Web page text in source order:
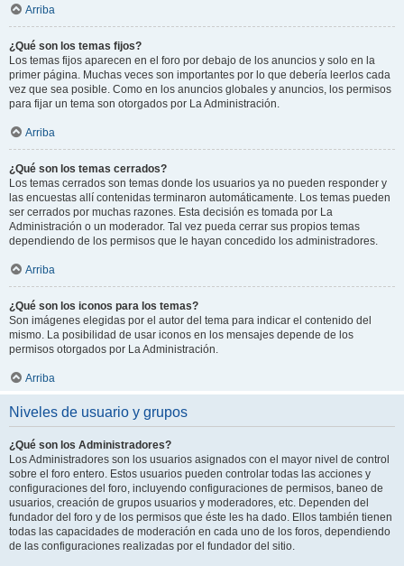
Arriba
¿Qué son los temas fijos?
Los temas fijos aparecen en el foro por debajo de los anuncios y solo en la
primer página. Muchas veces son importantes por lo que debería leerlos cada
vez que sea posible. Como en los anuncios globales y anuncios, los permisos
para fijar un tema son otorgados por La Administración.
Arriba
¿Qué son los temas cerrados?
Los temas cerrados son temas donde los usuarios ya no pueden responder y
las encuestas allí contenidas terminaron automáticamente. Los temas pueden
ser cerrados por muchas razones. Esta decisión es tomada por La
Administración o un moderador. Tal vez pueda cerrar sus propios temas
dependiendo de los permisos que le hayan concedido los administradores.
Arriba
¿Qué son los iconos para los temas?
Son imágenes elegidas por el autor del tema para indicar el contenido del
mismo. La posibilidad de usar iconos en los mensajes depende de los
permisos otorgados por La Administración.
Arriba
Niveles de usuario y grupos
¿Qué son los Administradores?
Los Administradores son los usuarios asignados con el mayor nivel de control
sobre el foro entero. Estos usuarios pueden controlar todas las acciones y
configuraciones del foro, incluyendo configuraciones de permisos, baneo de
usuarios, creación de grupos usuarios y moderadores, etc. Dependen del
fundador del foro y de los permisos que éste les ha dado. Ellos también tienen
todas las capacidades de moderación en cada uno de los foros, dependiendo
de las configuraciones realizadas por el fundador del sitio.